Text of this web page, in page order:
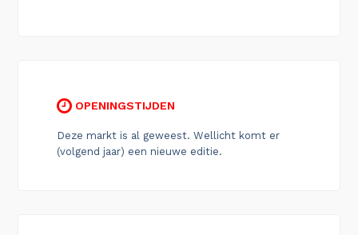
OPENINGSTIJDEN
Deze markt is al geweest. Wellicht komt er
(volgend jaar) een nieuwe editie.